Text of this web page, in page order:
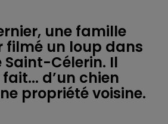
une famille
filmé un loup dans
Célerin. Il
d’un chien
propriété voisine.